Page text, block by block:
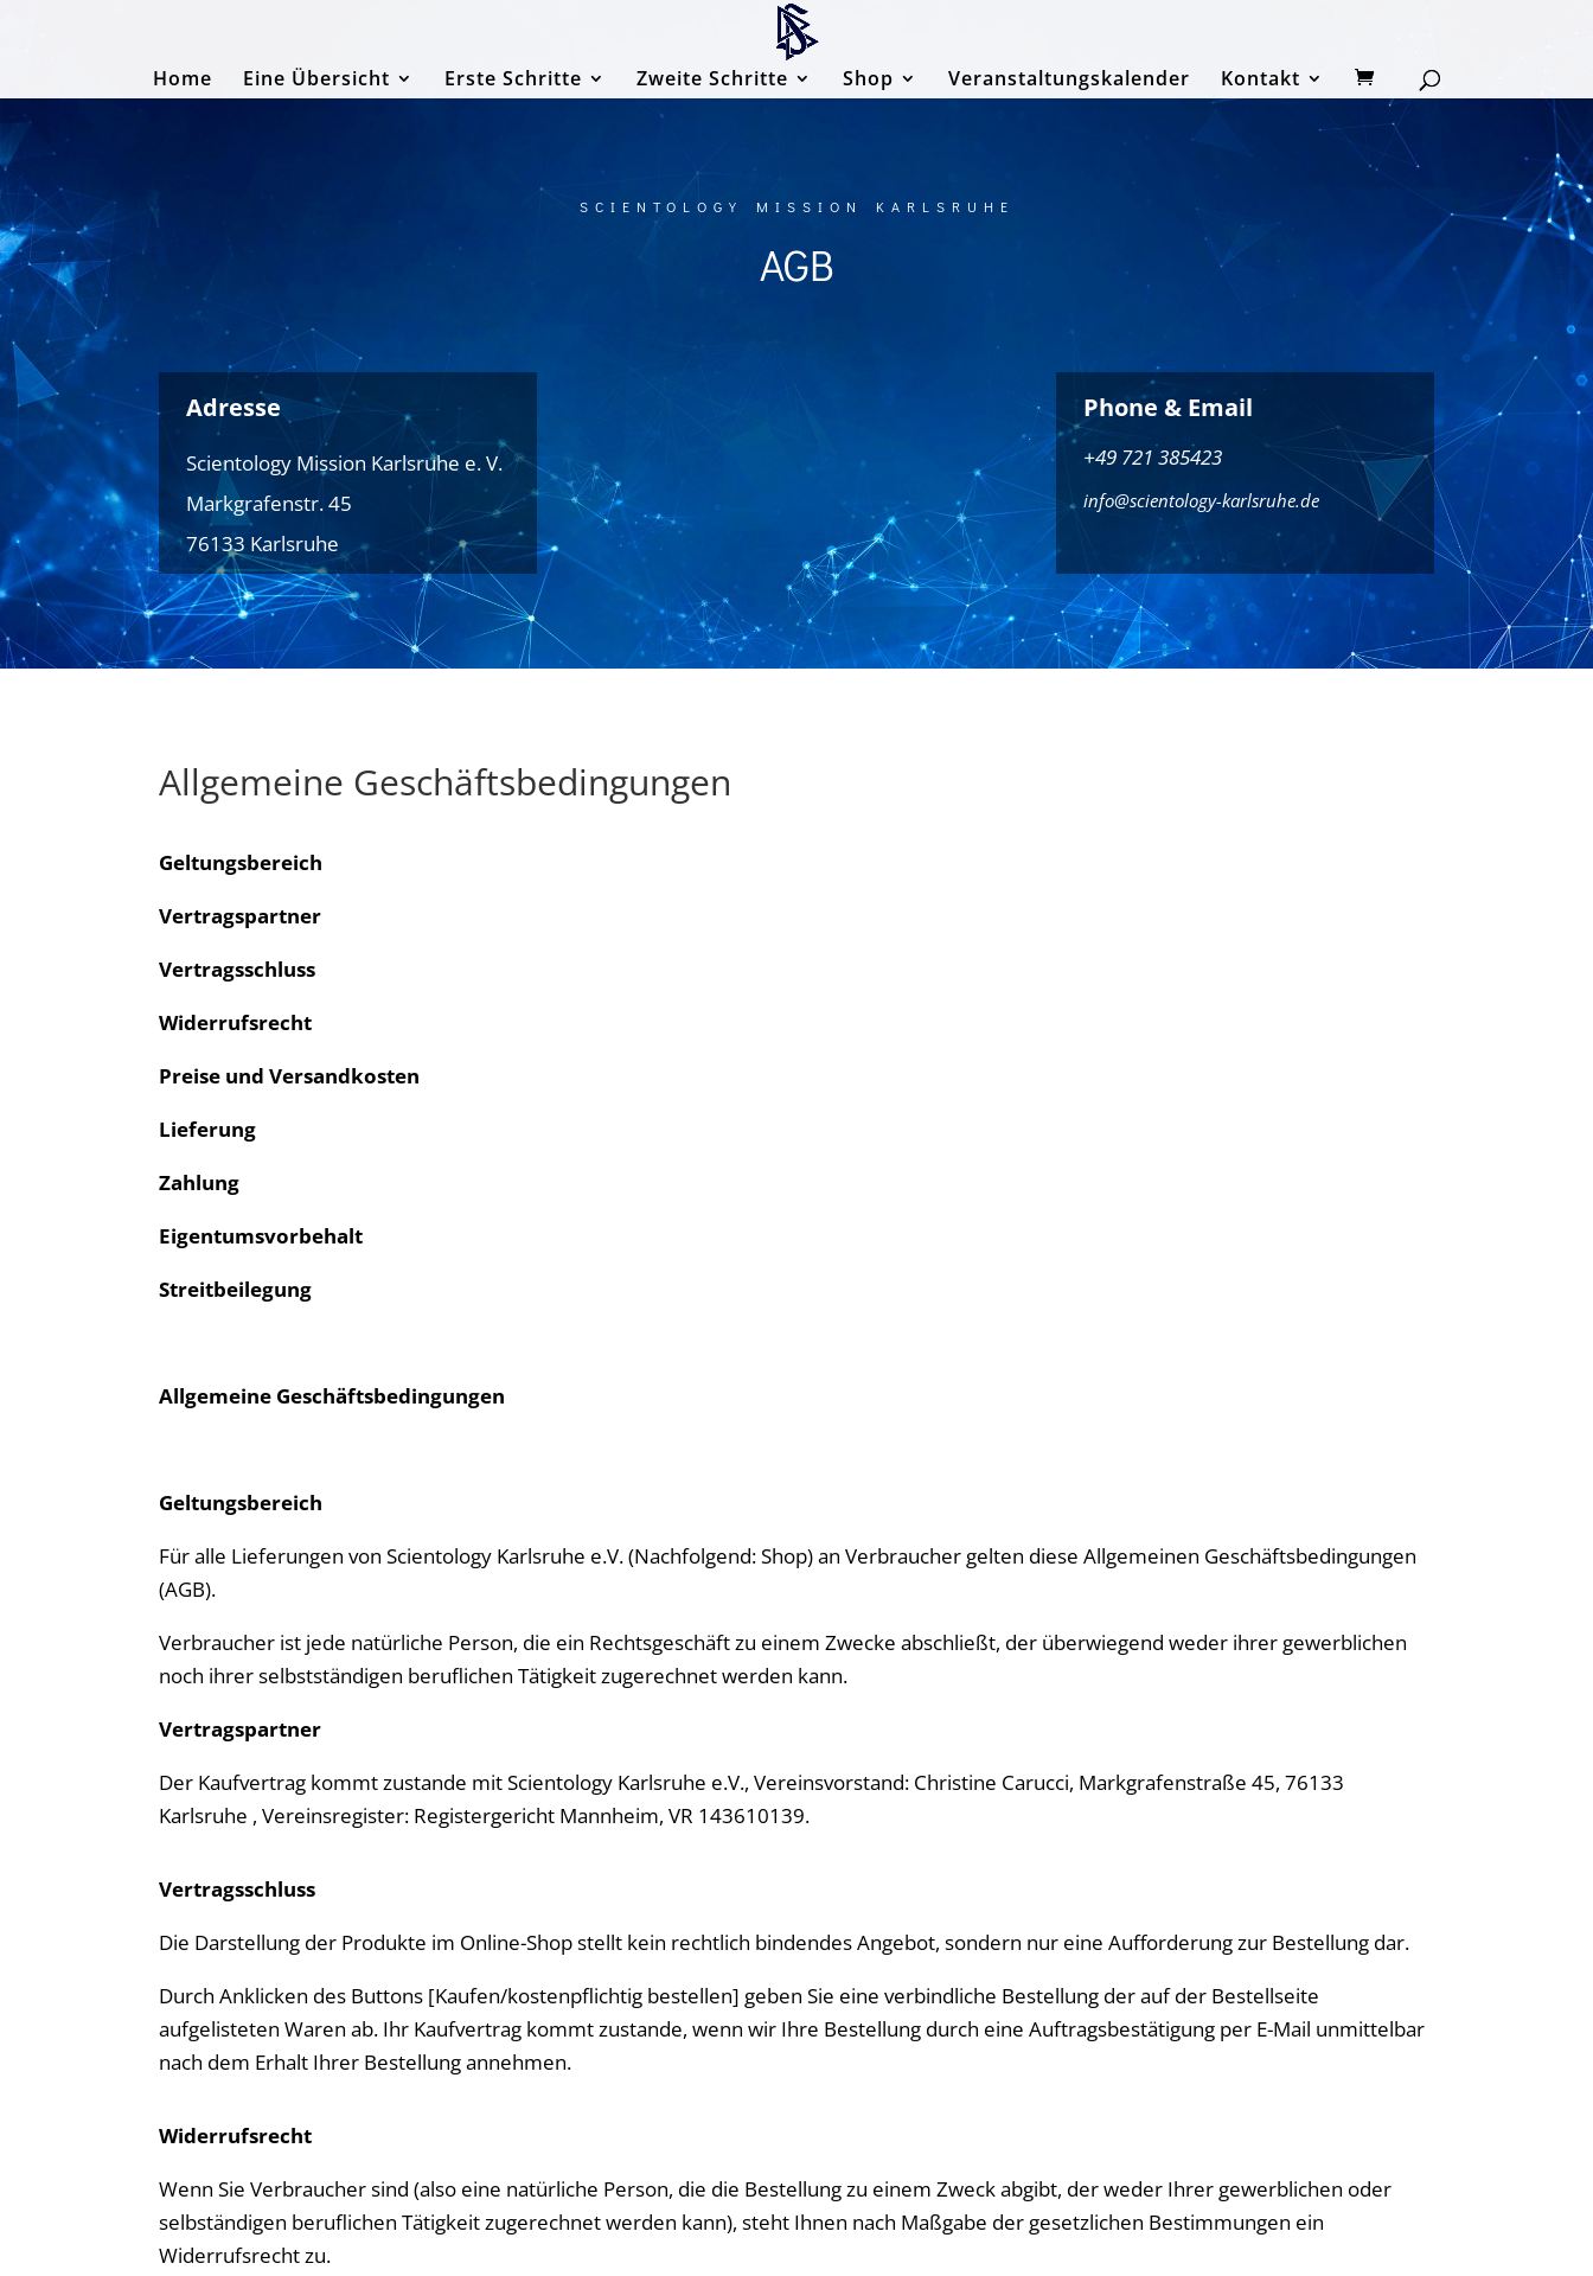
Home Eine Übersicht Erste Schritte Zweite Schritte Shop Veranstaltungskalender Kontakt
SCIENTOLOGY MISSION KARLSRUHE
AGB
Adresse
Scientology Mission Karlsruhe e. V.
Markgrafenstr. 45
76133 Karlsruhe
Phone & Email
+49 721 385423
info@scientology-karlsruhe.de
Allgemeine Geschäftsbedingungen
Geltungsbereich
Vertragspartner
Vertragsschluss
Widerrufsrecht
Preise und Versandkosten
Lieferung
Zahlung
Eigentumsvorbehalt
Streitbeilegung
Allgemeine Geschäftsbedingungen
Geltungsbereich
Für alle Lieferungen von Scientology Karlsruhe e.V. (Nachfolgend: Shop) an Verbraucher gelten diese Allgemeinen Geschäftsbedingungen
(AGB).
Verbraucher ist jede natürliche Person, die ein Rechtsgeschäft zu einem Zwecke abschließt, der überwiegend weder ihrer gewerblichen
noch ihrer selbstständigen beruflichen Tätigkeit zugerechnet werden kann.
Vertragspartner
Der Kaufvertrag kommt zustande mit Scientology Karlsruhe e.V., Vereinsvorstand: Christine Carucci, Markgrafenstraße 45, 76133
Karlsruhe , Vereinsregister: Registergericht Mannheim, VR 143610139.
Vertragsschluss
Die Darstellung der Produkte im Online-Shop stellt kein rechtlich bindendes Angebot, sondern nur eine Aufforderung zur Bestellung dar.
Durch Anklicken des Buttons [Kaufen/kostenpflichtig bestellen] geben Sie eine verbindliche Bestellung der auf der Bestellseite
aufgelisteten Waren ab. Ihr Kaufvertrag kommt zustande, wenn wir Ihre Bestellung durch eine Auftragsbestätigung per E-Mail unmittelbar
nach dem Erhalt Ihrer Bestellung annehmen.
Widerrufsrecht
Wenn Sie Verbraucher sind (also eine natürliche Person, die die Bestellung zu einem Zweck abgibt, der weder Ihrer gewerblichen oder
selbständigen beruflichen Tätigkeit zugerechnet werden kann), steht Ihnen nach Maßgabe der gesetzlichen Bestimmungen ein
Widerrufsrecht zu.